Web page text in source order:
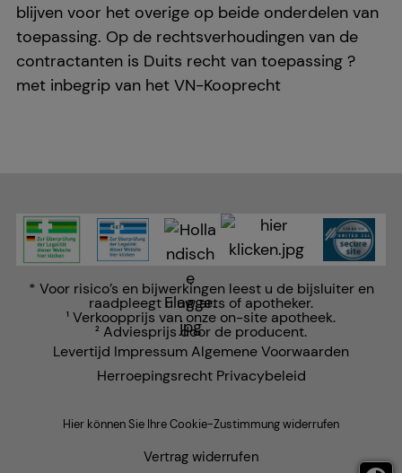
blijven voor het overige op beide onderdelen van
toepassing. Op de rechtsverhoudingen van de
contractanten is Duits recht van toepassing ?
met inbegrip van het VN-Kooprecht
* Voor risico’s en bijwerkingen leest u de bijsluiter en
raadpleegt u uw arts of apotheker.
1 Verkoopprijs van onze on-site apotheek.
2 Adviesprijs door de producent.
Levertijd ImpressumAlgemene Voorwaarden
Herroepingsrecht Privacybeleid
Hier können Sie Ihre Cookie-Zustimmung widerrufen
Vertrag widerrufen